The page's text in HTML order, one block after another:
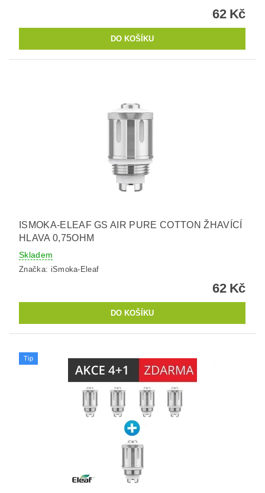
62 Kč
ISMOKA-ELEAF GS AIR PURE COTTON ŽHAVÍCÍ
HLAVA 0,75OHM
Skladem
Značka: iSmoka-Eleaf
62 Kč
Tip